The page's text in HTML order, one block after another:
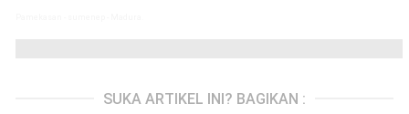
SUKA ARTIKEL INI? BAGIKAN :